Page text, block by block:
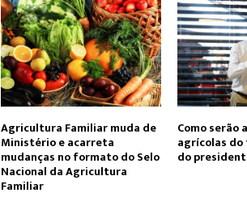
Agricultura Familiar muda de
Ministério e acarreta
mudanças no formato do Selo
Nacional da Agricultura
Familiar
Como serão
agrícolas
do